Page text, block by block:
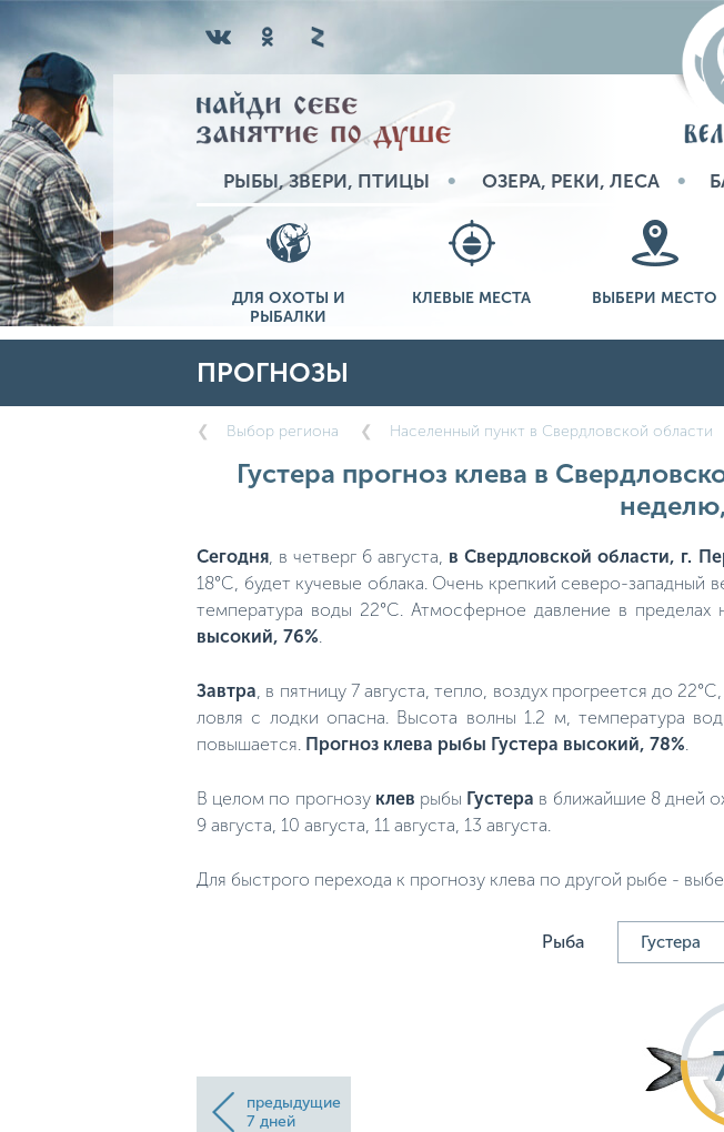
РЫБЫ, ЗВЕРИ, ПТИЦЫ ОЗЕРА, РЕКИ, ЛЕСА
ДЛЯ ОХОТЫ И
РЫБАЛКИ
КЛЕВЫЕ МЕСТА ВЫБЕРИ МЕСТО
ПРОГНОЗЫ
Выбор региона Населенный пункт в Свердловской области
Густера прогноз клева в
Сегодня , в четверг 6 августа, в Свердловской области, г.
18°C, будет кучевые облака. Очень крепкий северо-западный
температура воды 22°C. Атмосферное давление в
высокий, 76%
Завтра , в пятницу 7 августа, тепло, воздух прогреется до
ловля с лодки опасна. Высота волны 1.2 м, температура
повышается. Прогноз клева рыбы Густера высокий, 78%
В целом по прогнозу клев рыбы Густера в ближайшие 8 дней
9 августа, 10 августа, 11 августа, 13 августа.
Для быстрого перехода к прогнозу клева по другой рыбе -
Рыба
предыдущие
7 дней